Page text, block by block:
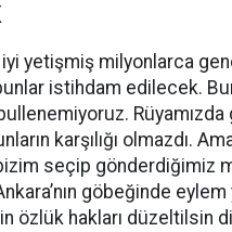
yetişmiş milyonlarca
istihdam edilecek.
karşılığı olmazdı.
seçip gönderdiğimiz
göbeğinde eylem
özlük hakları düzeltilsin